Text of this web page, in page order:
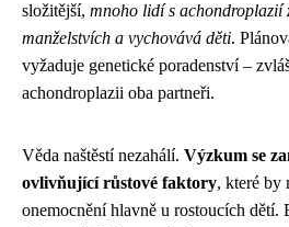
složitější, mnoho lidí s achondroplazií
manželstvích a vychovává děti.
vyžaduje genetické poradenství –
achondroplazii oba partneři.
Věda naštěstí nezahálí. Výzkum se
ovlivňující růstové faktory, které by
onemocnění hlavně u rostoucích dětí.